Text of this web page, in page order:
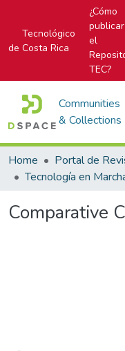
Tecnológico
de Costa Rica
¿Cómo
el
TEC?
Communities
& Collections
Home
Tecnología en
Comparative